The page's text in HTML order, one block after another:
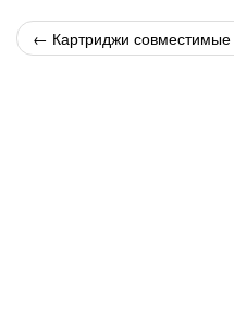
← Картриджи